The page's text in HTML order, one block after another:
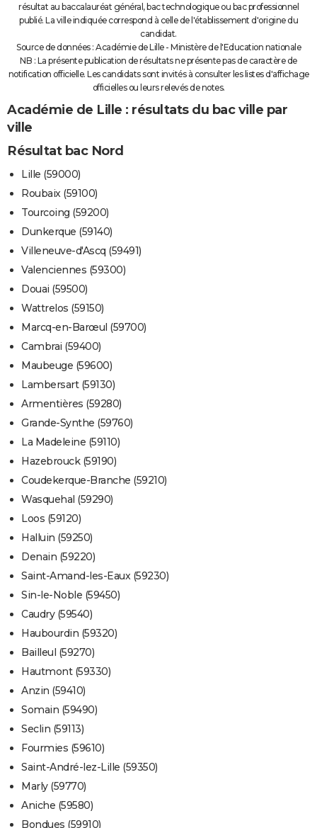
résultat au baccalauréat général, bac technologique ou bac professionnel
publié. La ville indiquée correspond à celle de l'établissement d'origine du
candidat.
Source de données : Académie de Lille - Ministère de l'Education nationale
NB : La présente publication de résultats ne présente pas de caractère de
notification officielle. Les candidats sont invités à consulter les listes d'affichage
officielles ou leurs relevés de notes.
Académie de Lille : résultats du bac ville par
ville
Résultat bac Nord
Lille (59000)
Roubaix (59100)
Tourcoing (59200)
Dunkerque (59140)
Villeneuve-d'Ascq (59491)
Valenciennes (59300)
Douai (59500)
Wattrelos (59150)
Marcq-en-Barœul (59700)
Cambrai (59400)
Maubeuge (59600)
Lambersart (59130)
Armentières (59280)
Grande-Synthe (59760)
La Madeleine (59110)
Hazebrouck (59190)
Coudekerque-Branche (59210)
Wasquehal (59290)
Loos (59120)
Halluin (59250)
Denain (59220)
Saint-Amand-les-Eaux (59230)
Sin-le-Noble (59450)
Caudry (59540)
Haubourdin (59320)
Bailleul (59270)
Hautmont (59330)
Anzin (59410)
Somain (59490)
Seclin (59113)
Fourmies (59610)
Saint-André-lez-Lille (59350)
Marly (59770)
Aniche (59580)
Bondues (59910)